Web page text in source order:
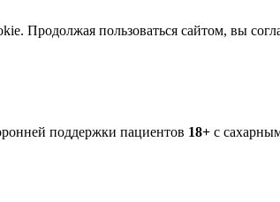
Продолжая пользоваться сайтом, вы
поддержки пациентов 18+ с